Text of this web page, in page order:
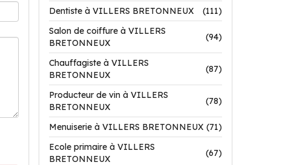
Dentiste à VILLERS BRETONNEUX
(111)
Salon de coiffure à VILLERS
BRETONNEUX
(94)
Chauffagiste à VILLERS
BRETONNEUX
(87)
Producteur de vin à VILLERS
BRETONNEUX
(78)
Menuiserie à VILLERS BRETONNEUX (71)
Ecole primaire à VILLERS
BRETONNEUX
(67)